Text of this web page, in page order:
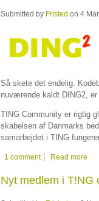
Submitted by Fristed on 4
Så skete det endelig.
nuværende kaldt DING2,
TING Community er rigtig
skabelsen af Danmarks
samarbejdet i TING
1 comment Read more
Nyt medlem i T!NG